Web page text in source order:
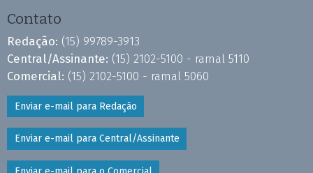
Contato
Redação: (15) 99789-3913
Central/Assinante: (15) 2102-5100 - ramal 5110
Comercial: (15) 2102-5100 - ramal 5060
Enviar e-mail para Redação
Enviar e-mail para Central/Assinante